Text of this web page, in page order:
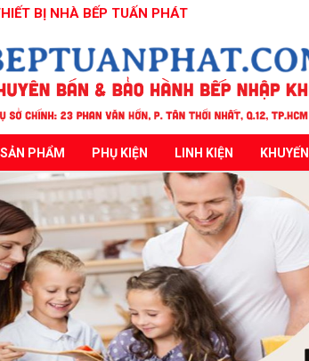
BỊ NHÀ BẾP TUẤN PHÁT
SẢN PHẨM PHỤ KIỆN LINH KIỆN